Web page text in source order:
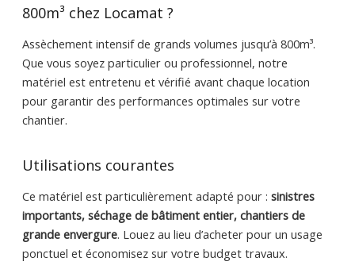
800m³ chez Locamat ?
Assèchement intensif de grands volumes jusqu’à 800m³.
Que vous soyez particulier ou professionnel, notre
matériel est entretenu et vérifié avant chaque location
pour garantir des performances optimales sur votre
chantier.
Utilisations courantes
Ce matériel est particulièrement adapté pour : sinistres
importants, séchage de bâtiment entier, chantiers de
grande envergure. Louez au lieu d’acheter pour un usage
ponctuel et économisez sur votre budget travaux.